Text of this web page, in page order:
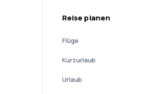
Reise planen
Flüge
Kurzurlaub
Urlaub